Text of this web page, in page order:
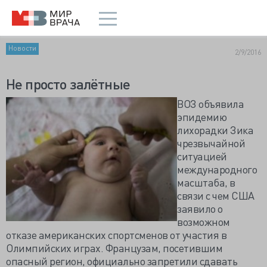
Новости 2/9/2016
Не просто залётные
ВОЗ объявила
эпидемию
лихорадки Зика
чрезвычайной
ситуацией
международного
масштаба, в
связи с чем США
заявило о
возможном
отказе американских спортсменов от участия в
Олимпийских играх. Французам, посетившим
опасный регион, официально запретили сдавать